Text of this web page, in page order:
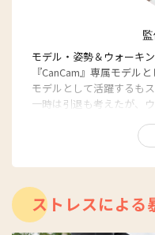
モデル・姿勢＆ウォーキ
『CanCam』専属モデル
モデルとして活躍するも
一時は引退も考えたが、
で講座を行うほか、エク
ォークエクサ』や著書『
などでも紹介されている。
ストレスによ